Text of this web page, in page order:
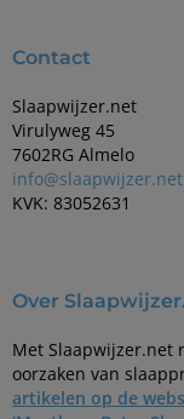
Contact
Slaapwijzer.net
Virulyweg 45
7602RG Almelo
info@slaapwijzer.net
KVK: 83052631
Over
Met Slaapwijzer.net
oorzaken van
artikelen op de